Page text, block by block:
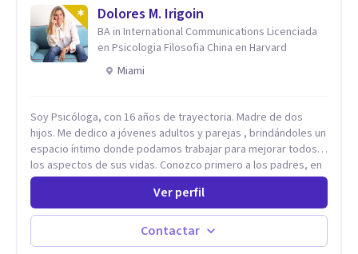
busco eliminar el malestar, sino transformar la relación que
tienes con lo que sientes y piensas. Acompaño a que puedas
sostener tu experiencia interna con mayor flexibilidad, sin
tener que luchar constantemente contigo. Integro también
herramientas como mindfulness, escritura terapéutica y
racional.
Dolores M. Irigoin
BA in International Communications Licenciada
en Psicologia Filosofia China en Harvard
Miami
Soy Psicóloga, con 16 años de trayectoria. Madre de dos
hijos. Me dedico a jóvenes adultos y parejas , brindándoles un
espacio íntimo donde podamos trabajar para mejorar todos
los aspectos de sus vidas. Conozco primero a los padres, en
el caso de niños u adolescentes, para luego seguir la terapia
con sus hijos, apuntalándolos en su futuro personal,
universitario y profesional, siempre conteniendo
paralelamente a los padres y brindándoles un espacio de
seguridad. Hago terapia de pareja y adultos con método
Ver perfil
Contactar